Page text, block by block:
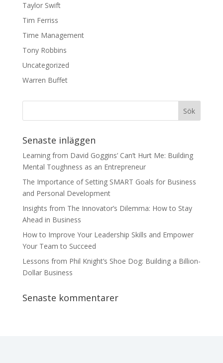
Taylor Swift
Tim Ferriss
Time Management
Tony Robbins
Uncategorized
Warren Buffet
Senaste inläggen
Learning from David Goggins’ Can’t Hurt Me: Building
Mental Toughness as an Entrepreneur
The Importance of Setting SMART Goals for Business
and Personal Development
Insights from The Innovator’s Dilemma: How to Stay
Ahead in Business
How to Improve Your Leadership Skills and Empower
Your Team to Succeed
Lessons from Phil Knight’s Shoe Dog: Building a Billion-
Dollar Business
Senaste kommentarer